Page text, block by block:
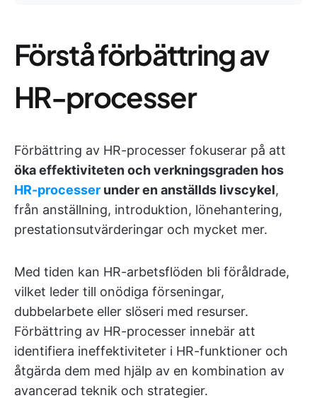
Förstå förbättring av
HR-processer
Förbättring av HR-processer fokuserar på att
öka effektiviteten och verkningsgraden hos
HR-processer under en anställds livscykel,
från anställning, introduktion, lönehantering,
prestationsutvärderingar och mycket mer.
Med tiden kan HR-arbetsflöden bli föråldrade,
vilket leder till onödiga förseningar,
dubbelarbete eller slöseri med resurser.
Förbättring av HR-processer innebär att
identifiera ineffektiviteter i HR-funktioner och
åtgärda dem med hjälp av en kombination av
avancerad teknik och strategier.